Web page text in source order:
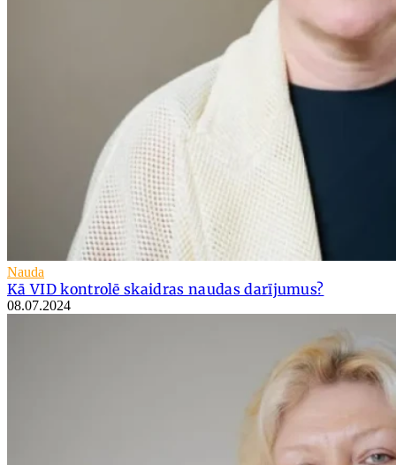
Nauda
Kā VID kontrolē skaidras naudas darījumus?
08.07.2024